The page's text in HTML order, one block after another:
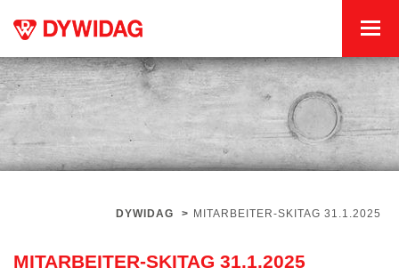
DYWIDAG > MITARBEITER-SKITAG 31.1.2025
MITARBEITER-SKITAG 31.1.2025